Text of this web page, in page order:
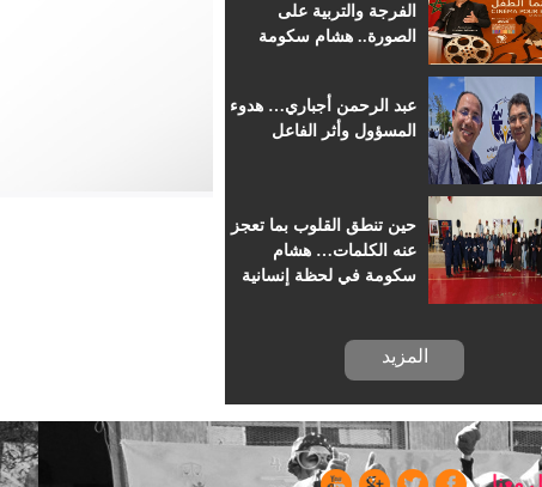
الفرجة والتربية على
الصورة.. هشام سكومة
عبد الرحمن أجباري… هدوء
المسؤول وأثر الفاعل
حين تنطق القلوب بما تعجز
عنه الكلمات… هشام
سكومة في لحظة إنسانية
المزيد
معنا